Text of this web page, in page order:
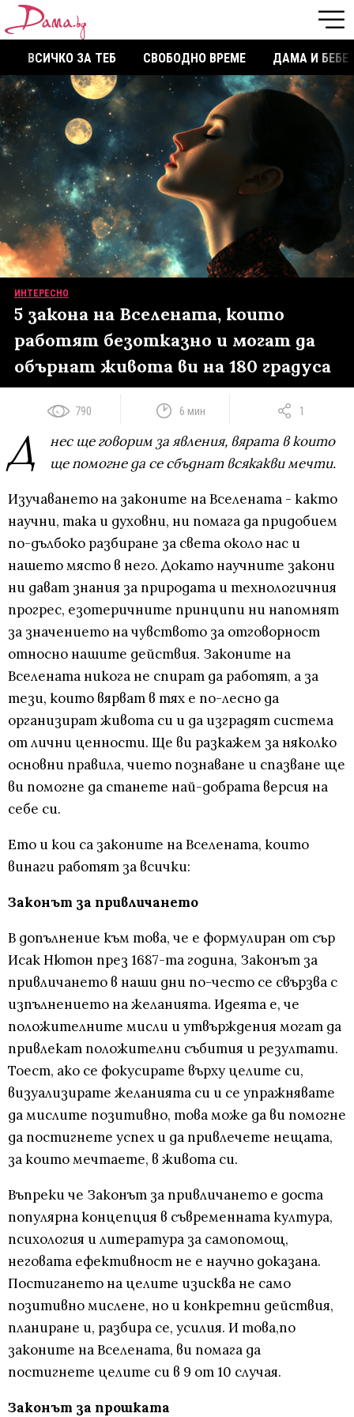
ВСИЧКО ЗА ТЕБ СВОБОДНО ВРЕМЕ ДАМА И БЕБЕ
ИНТЕРЕСНО
5 закона на Вселената, които
работят безотказно и могат да
обърнат живота ви на 180 градуса
790 6 мин 1
Д
нес ще говорим за явления, вярата в които
ще помогне да се сбъднат всякакви мечти.
Изучаването на законите на Вселената - както
научни, така и духовни, ни помага да придобием
по-дълбоко разбиране за света около нас и
нашето място в него. Докато научните закони
ни дават знания за природата и технологичния
прогрес, езотеричните принципи ни напомнят
за значението на чувството за отговорност
относно нашите действия. Законите на
Вселената никога не спират да работят, а за
тези, които вярват в тях е по-лесно да
организират живота си и да изградят система
от лични ценности. Ще ви разкажем за няколко
основни правила, чието познаване и спазване ще
ви помогне да станете най-добрата версия на
себе си.
Ето и кои са законите на Вселената, които
винаги работят за всички:
Законът за привличането
В допълнение към това, че е формулиран от сър
Исак Нютон през 1687-та година, Законът за
привличането в наши дни по-често се свързва с
изпълнението на желанията. Идеята е, че
положителните мисли и утвърждения могат да
привлекат положителни събития и резултати.
Тоест, ако се фокусирате върху целите си,
визуализирате желанията си и се упражнявате
да мислите позитивно, това може да ви помогне
да постигнете успех и да привлечете нещата,
за които мечтаете, в живота си.
Въпреки че Законът за привличането е доста
популярна концепция в съвременната култура,
психология и литература за самопомощ,
неговата ефективност не е научно доказана.
Постигането на целите изисква не само
позитивно мислене, но и конкретни действия,
планиране и, разбира се, усилия. И това,по
законите на Вселената, ви помага да
постигнете целите си в 9 от 10 случая.
Законът за прошката